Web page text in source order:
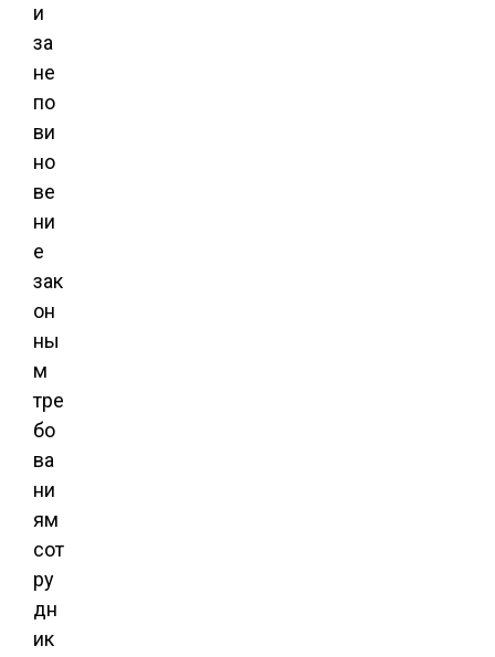
и
за
не
по
ви
но
ве
ни
е
зак
он
ны
м
тре
бо
ва
ни
ям
сот
ру
дн
ик